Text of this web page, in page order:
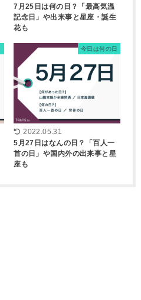
7月25日は何の日？「最高気温
記念日」や出来事と星座・誕生
花も
今日は何の日
2022.05.31
5月27日はなんの日？「百人一
首の日」や国内外の出来事と星
座も